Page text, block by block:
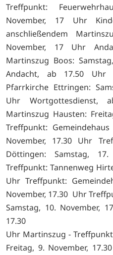
Treffpunkt:
November, 17 Uhr
anschließendem
November, 17 Uhr
Martinszug Boos:
Andacht, ab 17.50 Uhr
Pfarrkirche Ettringen:
Uhr Wortgottesdienst,
Martinszug Hausten:
Treffpunkt:
November, 17.30 Uhr
Döttingen: Samstag,
Treffpunkt: Tannenweg
Uhr Treffpunkt:
November, 17.30 Uhr
Samstag, 10. November,
17.30
Uhr Martinszug -
Freitag, 9. November,